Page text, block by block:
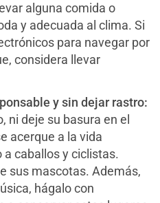
alguna comida o
y adecuada al clima. Si
para navegar por
considera llevar
y sin dejar rastro:
ni deje su basura en el
acerque a la vida
caballos y ciclistas.
sus mascotas. Además,
hágalo con